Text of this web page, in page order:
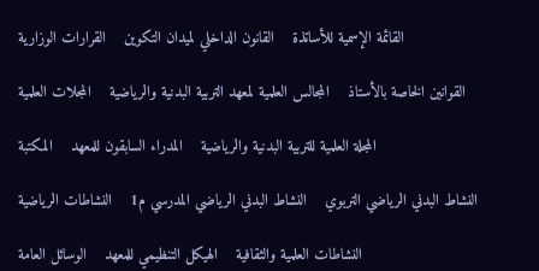
القائمة الإسمية للأساتذة
القانون الداخلي لميدان التكوين
القرارات الوزارية
القوانين الخاصة بالأستاذ
المجالس العلمية لمعهد التربية البدنية والرياضية
المجلات العلمية
المجلة العلمية للتربية البدنية والرياضية
المدراء السابقون للمعهد
المكتبة
النشاط البدني الرياضي التربوي
النشاط البدني الرياضي المدرسي م1
النشاطات الرياضية
النشاطات العلمية والثقافية
الهيكل التنظيمي للمعهد
الوسائل العامة